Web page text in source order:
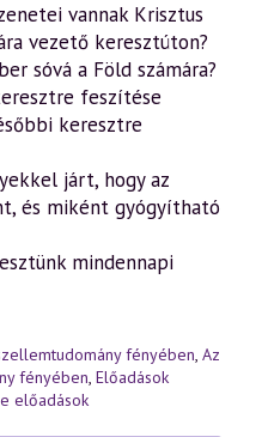
vannak Krisztus
vezető keresztúton?
sóvá a Föld számára?
feszítése
keresztre
járt, hogy az
és miként gyógyítható
mindennapi
fényében, Az
fényében, Előadások
előadások